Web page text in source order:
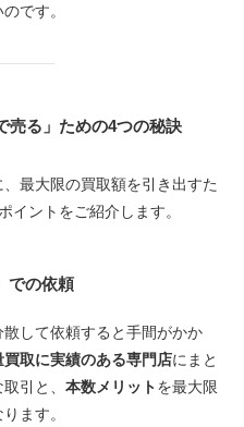
です。
売る」ための4つの秘訣
最大限の買取額を引き出すた
イントをご紹介します。
での依頼
して依頼すると手間がかか
買取に実績のある専門店にまと
引と、 本数メリットを最大限
ます。